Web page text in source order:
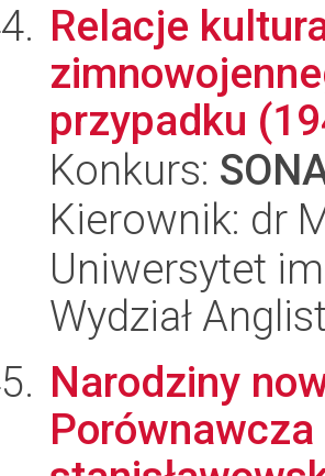
Relacje
przypadku
Konkurs:
Kierownik: dr
Uniwersytet
Wydział
Narodziny